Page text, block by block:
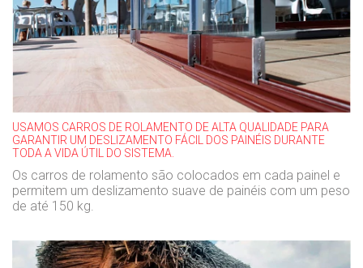
USAMOS CARROS DE ROLAMENTO DE ALTA QUALIDADE PARA
GARANTIR UM DESLIZAMENTO FÁCIL DOS PAINÉIS DURANTE
TODA A VIDA ÚTIL DO SISTEMA.
Os carros de rolamento são colocados em cada painel e
permitem um deslizamento suave de painéis com um peso
de até 150 kg.